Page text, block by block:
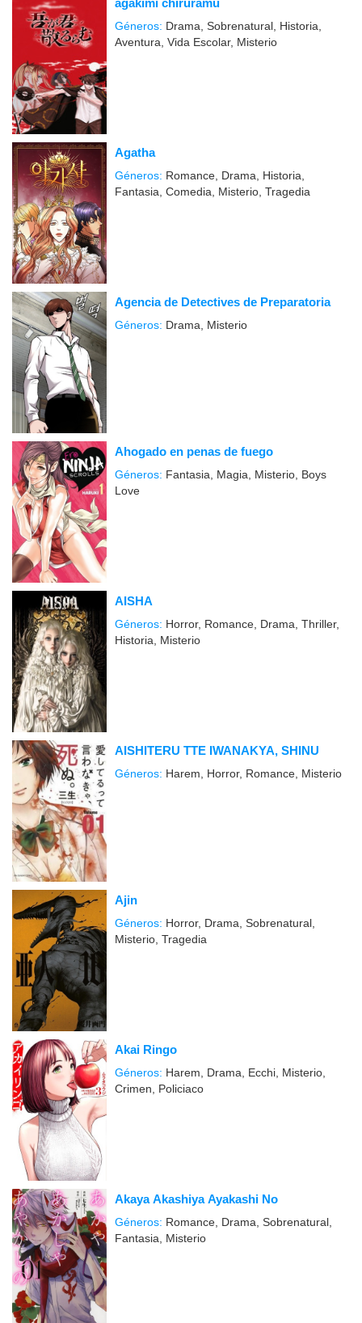
agakimi chiruramu
Géneros: Drama, Sobrenatural, Historia,
Aventura, Vida Escolar, Misterio
Agatha
Géneros: Romance, Drama, Historia,
Fantasia, Comedia, Misterio, Tragedia
Agencia de Detectives de Preparatoria
Géneros: Drama, Misterio
Ahogado en penas de fuego
Géneros: Fantasia, Magia, Misterio, Boys
Love
AISHA
Géneros: Horror, Romance, Drama, Thriller,
Historia, Misterio
AISHITERU TTE IWANAKYA, SHINU
Géneros: Harem, Horror, Romance, Misterio
Ajin
Géneros: Horror, Drama, Sobrenatural,
Misterio, Tragedia
Akai Ringo
Géneros: Harem, Drama, Ecchi, Misterio,
Crimen, Policiaco
Akaya Akashiya Ayakashi No
Géneros: Romance, Drama, Sobrenatural,
Fantasia, Misterio